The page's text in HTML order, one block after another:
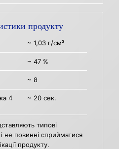
продукту
~ 1,03 г/см³
~ 47 %
~ 8
4
~ 20 сек.
типові
не повинні сприйматися
продукту.